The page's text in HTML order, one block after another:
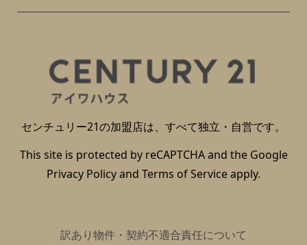
センチュリー21の加盟店は、すべて独立・自営です。
This site is protected by reCAPTCHA and the Google
Privacy Policyand Terms of Serviceapply.
訳あり物件・契約不適合責任について